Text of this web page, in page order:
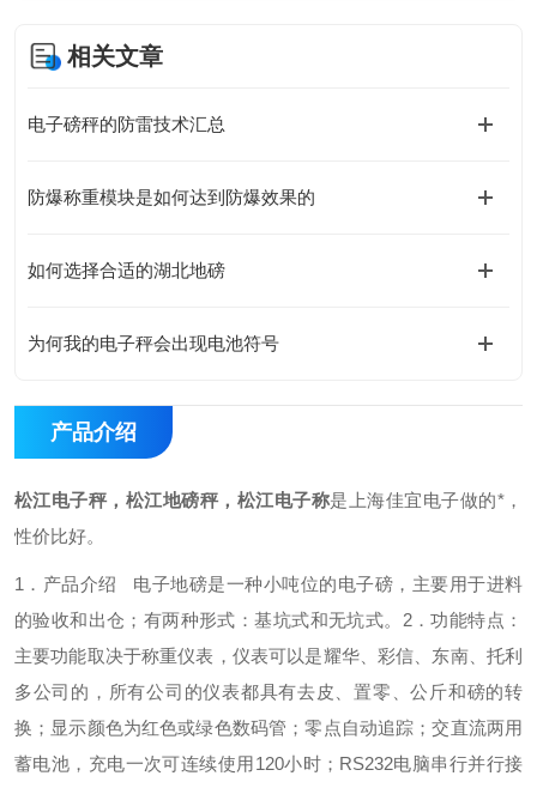
相关文章
电子磅秤的防雷技术汇总
防爆称重模块是如何达到防爆效果的
如何选择合适的湖北地磅
为何我的电子秤会出现电池符号
产品介绍
松江电子秤，松江地磅秤，松江电子称是上海佳宜电子做的*，
性价比好。
1．产品介绍
电子地磅是一种小吨位的电子磅，主要用于进料
的验收和出仓；有两种形式：基坑式和无坑式。 2．功能特点：
主要功能取决于称重仪表，仪表可以是耀华、彩信、东南、托利
多公司的，所有公司的仪表都具有去皮、置零、公斤和磅的转
换； 显示颜色为红色或绿色数码管；零点自动追踪；交直流两用
蓄电池，充电一次可连续使用120小时； RS232电脑串行并行接